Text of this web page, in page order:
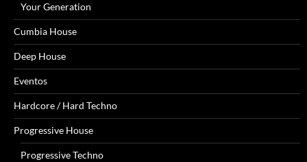
Your Generation
Cumbia House
Deep House
Eventos
Hardcore / Hard Techno
Progressive House
Progressive Techno